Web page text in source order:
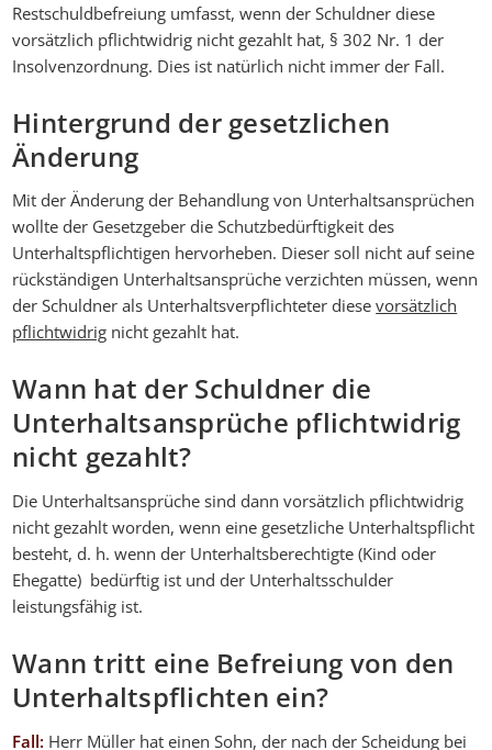
Restschuldbefreiung umfasst, wenn der Schuldner diese
vorsätzlich pflichtwidrig nicht gezahlt hat, § 302 Nr. 1 der
Insolvenzordnung. Dies ist natürlich nicht immer der Fall.
Hintergrund der gesetzlichen
Änderung
Mit der Änderung der Behandlung von Unterhaltsansprüchen
wollte der Gesetzgeber die Schutzbedürftigkeit des
Unterhaltspflichtigen hervorheben. Dieser soll nicht auf seine
rückständigen Unterhaltsansprüche verzichten müssen, wenn
der Schuldner als Unterhaltsverpflichteter diesevorsätzlich
pflichtwidrig nicht gezahlt hat.
Wann hat der Schuldner die
Unterhaltsansprüche pflichtwidrig
nicht gezahlt?
Die Unterhaltsansprüche sind dann vorsätzlich pflichtwidrig
nicht gezahlt worden, wenn eine gesetzliche Unterhaltspflicht
besteht, d. h. wenn der Unterhaltsberechtigte (Kind oder
Ehegatte) bedürftig ist und der Unterhaltsschulder
leistungsfähig ist.
Wann tritt eine Befreiung von den
Unterhaltspflichten ein?
Fall: Herr Müller hat einen Sohn, der nach der Scheidung bei